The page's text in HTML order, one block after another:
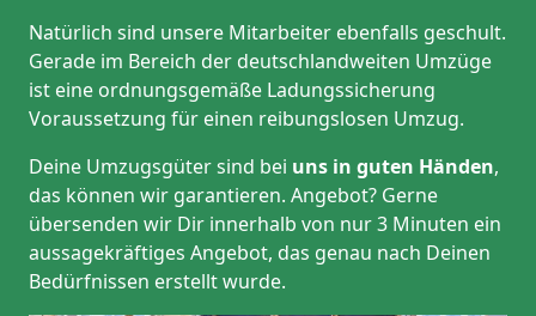
Natürlich sind unsere Mitarbeiter ebenfalls geschult.
Gerade im Bereich der deutschlandweiten Umzüge
ist eine ordnungsgemäße Ladungssicherung
Voraussetzung für einen reibungslosen Umzug.
Deine Umzugsgüter sind bei uns in guten Händen,
das können wir garantieren. Angebot? Gerne
übersenden wir Dir innerhalb von nur 3 Minuten ein
aussagekräftiges Angebot, das genau nach Deinen
Bedürfnissen erstellt wurde.